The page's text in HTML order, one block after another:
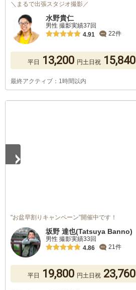
＼まるで出張スタジオ撮影／
水野貴仁
男性 撮影実績37回
4.91
22件
平日 13,200 円土日祝 15,840
最終アクティブ：1時間以内
"お盆早割りキャンペーン”開催中です！
坂野 達也(Tatsuya Banno)
男性 撮影実績33回
4.86
21件
平日 19,800 円土日祝 23,760